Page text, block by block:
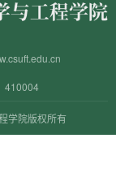
410004
学院版权所有